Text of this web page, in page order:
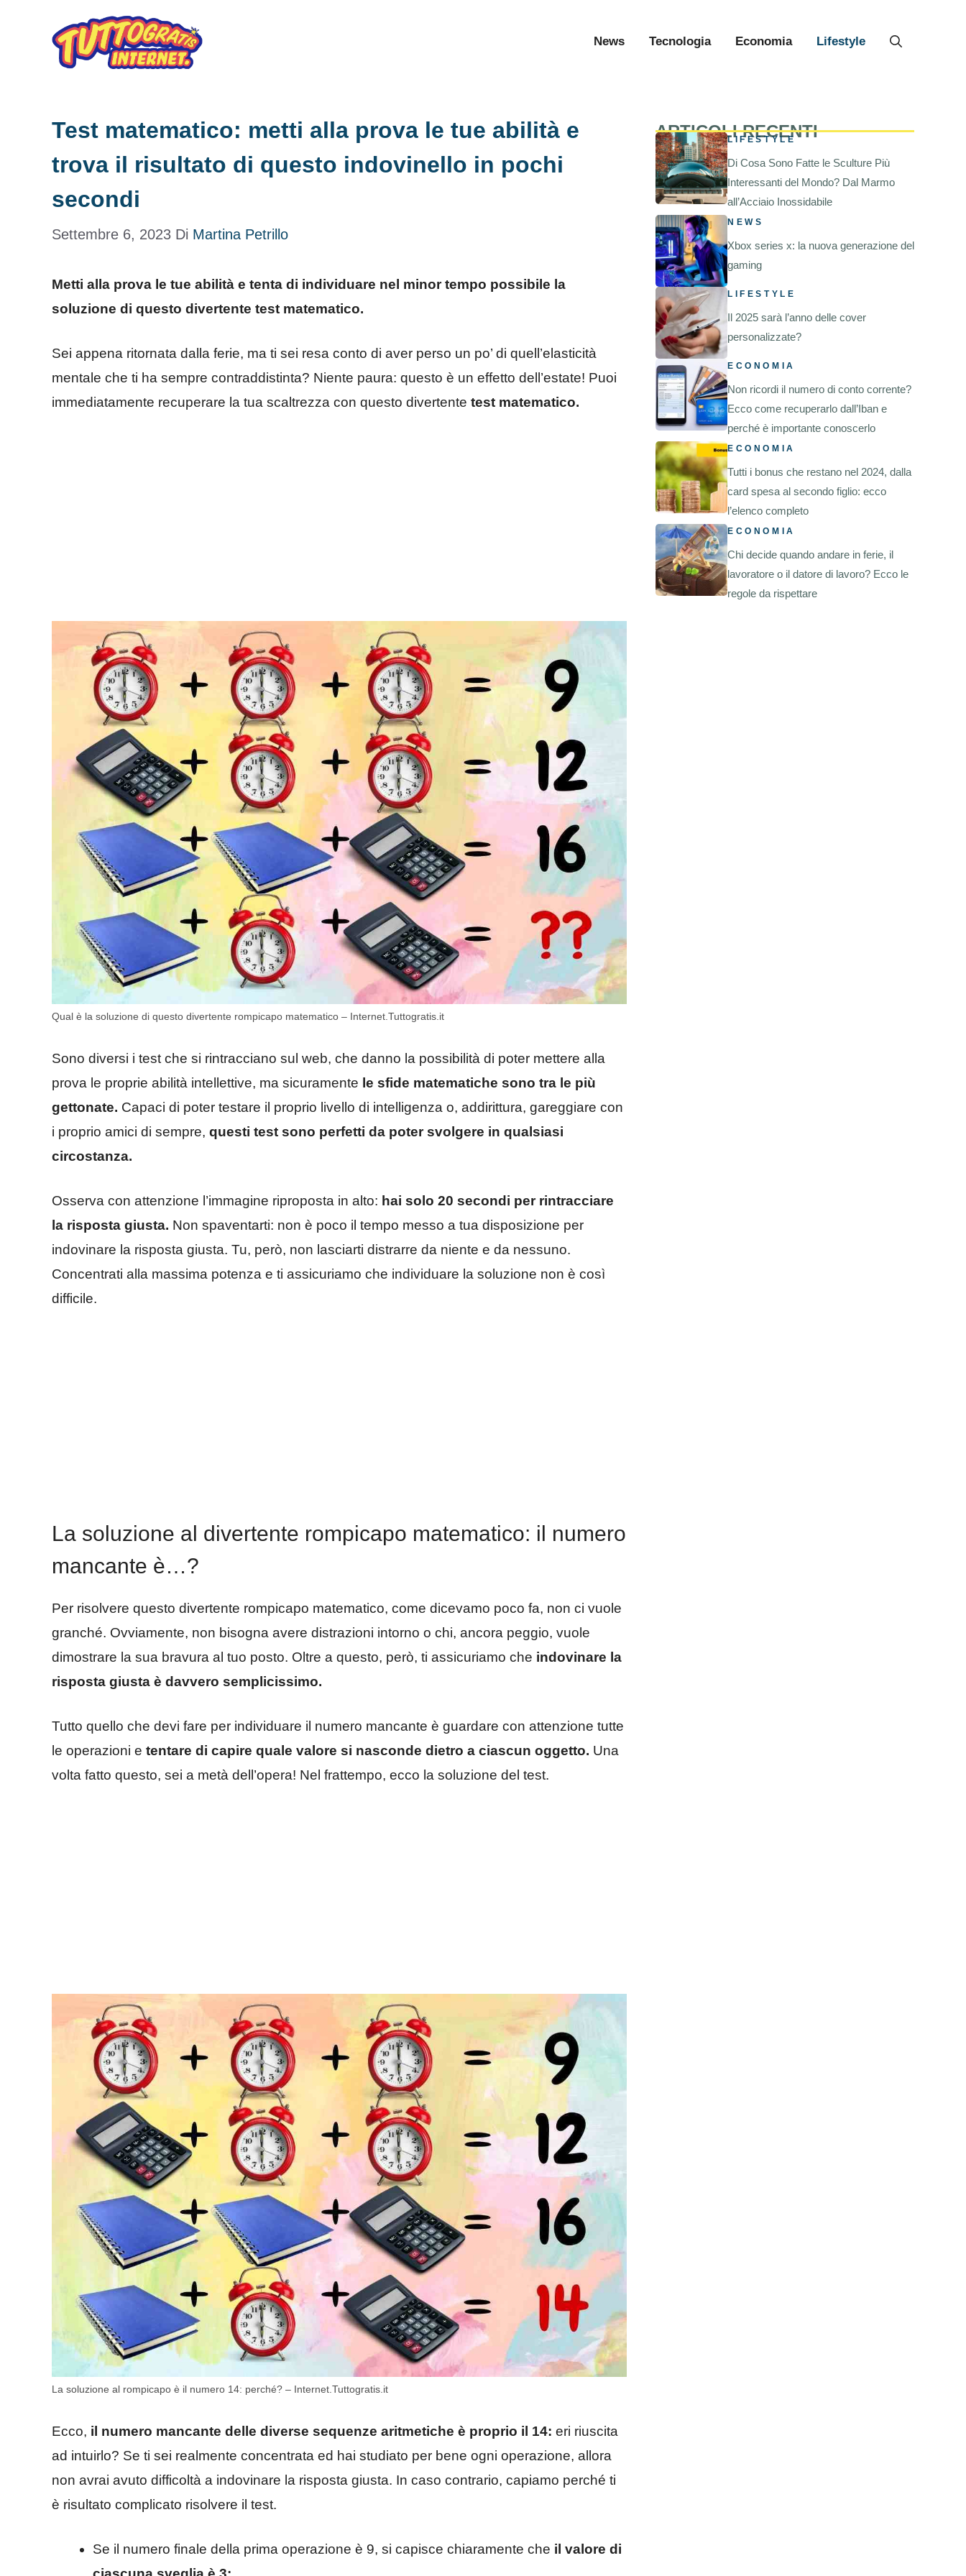
contenuto
News Tecnologia Economia Lifestyle
Test matematico: metti alla prova le tue abilità e
trova il risultato di questo indovinello in pochi
secondi
Settembre 6, 2023 Di Martina Petrillo
Metti alla prova le tue abilità e tenta di individuare nel minor tempo possibile la
soluzione di questo divertente test matematico.
Sei appena ritornata dalla ferie, ma ti sei resa conto di aver perso un po’ di quell’elasticità
mentale che ti ha sempre contraddistinta? Niente paura: questo è un effetto dell’estate! Puoi
immediatamente recuperare la tua scaltrezza con questo divertente test matematico.
Qual è la soluzione di questo divertente rompicapo matematico – Internet.Tuttogratis.it
Sono diversi i test che si rintracciano sul web, che danno la possibilità di poter mettere alla
prova le proprie abilità intellettive, ma sicuramente le sfide matematiche sono tra le più
gettonate. Capaci di poter testare il proprio livello di intelligenza o, addirittura, gareggiare con
i proprio amici di sempre, questi test sono perfetti da poter svolgere in qualsiasi
circostanza.
Osserva con attenzione l’immagine riproposta in alto: hai solo 20 secondi per rintracciare
la risposta giusta. Non spaventarti: non è poco il tempo messo a tua disposizione per
indovinare la risposta giusta. Tu, però, non lasciarti distrarre da niente e da nessuno.
Concentrati alla massima potenza e ti assicuriamo che individuare la soluzione non è così
difficile.
La soluzione al divertente rompicapo matematico: il numero
mancante è…?
Per risolvere questo divertente rompicapo matematico, come dicevamo poco fa, non ci vuole
granché. Ovviamente, non bisogna avere distrazioni intorno o chi, ancora peggio, vuole
dimostrare la sua bravura al tuo posto. Oltre a questo, però, ti assicuriamo che indovinare la
risposta giusta è davvero semplicissimo.
Tutto quello che devi fare per individuare il numero mancante è guardare con attenzione tutte
le operazioni e tentare di capire quale valore si nasconde dietro a ciascun oggetto. Una
volta fatto questo, sei a metà dell’opera! Nel frattempo, ecco la soluzione del test.
La soluzione al rompicapo è il numero 14: perché? – Internet.Tuttogratis.it
Ecco, il numero mancante delle diverse sequenze aritmetiche è proprio il 14: eri riuscita
ad intuirlo? Se ti sei realmente concentrata ed hai studiato per bene ogni operazione, allora
non avrai avuto difficoltà a indovinare la risposta giusta. In caso contrario, capiamo perché ti
è risultato complicato risolvere il test.
Se il numero finale della prima operazione è 9, si capisce chiaramente che il valore di
ARTICOLI RECENTI
LIFESTYLE
Di Cosa Sono Fatte le Sculture Più
Interessanti del Mondo? Dal Marmo
all’Acciaio Inossidabile
NEWS
Xbox series x: la nuova generazione del
gaming
LIFESTYLE
Il 2025 sarà l’anno delle cover
personalizzate?
ECONOMIA
Non ricordi il numero di conto corrente?
Ecco come recuperarlo dall’Iban e
perché è importante conoscerlo
ECONOMIA
Tutti i bonus che restano nel 2024, dalla
card spesa al secondo figlio: ecco
l’elenco completo
ECONOMIA
Chi decide quando andare in ferie, il
lavoratore o il datore di lavoro? Ecco le
regole da rispettare